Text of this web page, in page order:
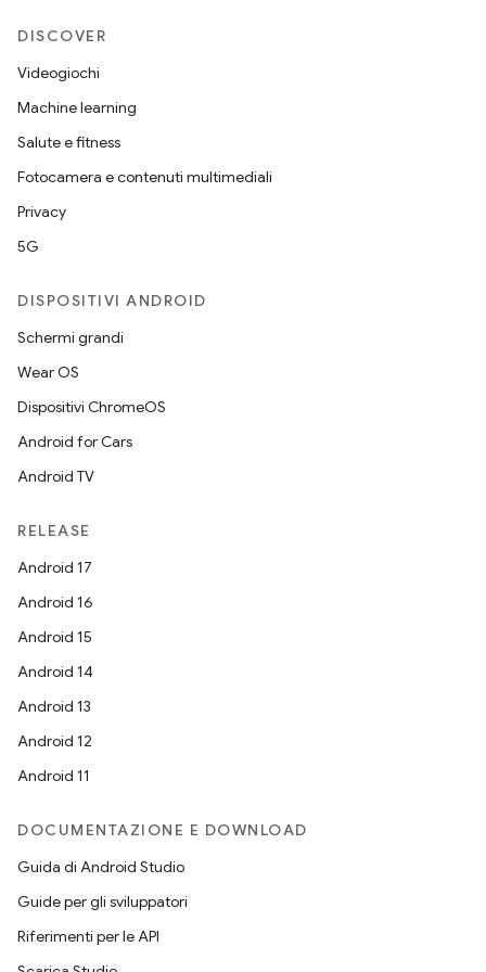
DISCOVER
Videogiochi
Machine learning
Salute e fitness
Fotocamera e contenuti multimediali
Privacy
5G
DISPOSITIVI ANDROID
Schermi grandi
Wear OS
Dispositivi ChromeOS
Android for Cars
Android TV
RELEASE
Android 17
Android 16
Android 15
Android 14
Android 13
Android 12
Android 11
DOCUMENTAZIONE E DOWNLOAD
Guida di Android Studio
Guide per gli sviluppatori
Riferimenti per le API